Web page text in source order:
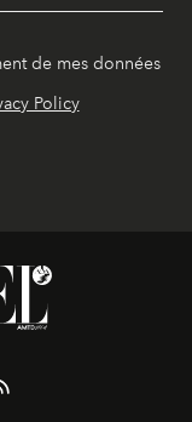
de mes données
Policy